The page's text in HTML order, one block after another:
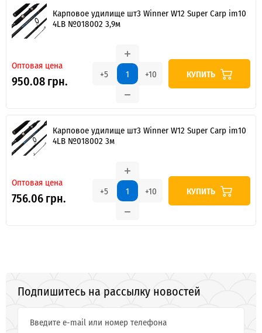
Карповое удилище шт3 Winner W12 Super Carp im10
4LB №018002 3,9м
Оптовая цена
950.08 грн. +5 +10 КУПИТЬ
Карповое удилище шт3 Winner W12 Super Carp im10
4LB №018002 3м
Оптовая цена
756.06 грн. +5 +10 КУПИТЬ
Подпишитесь на рассылку новостей